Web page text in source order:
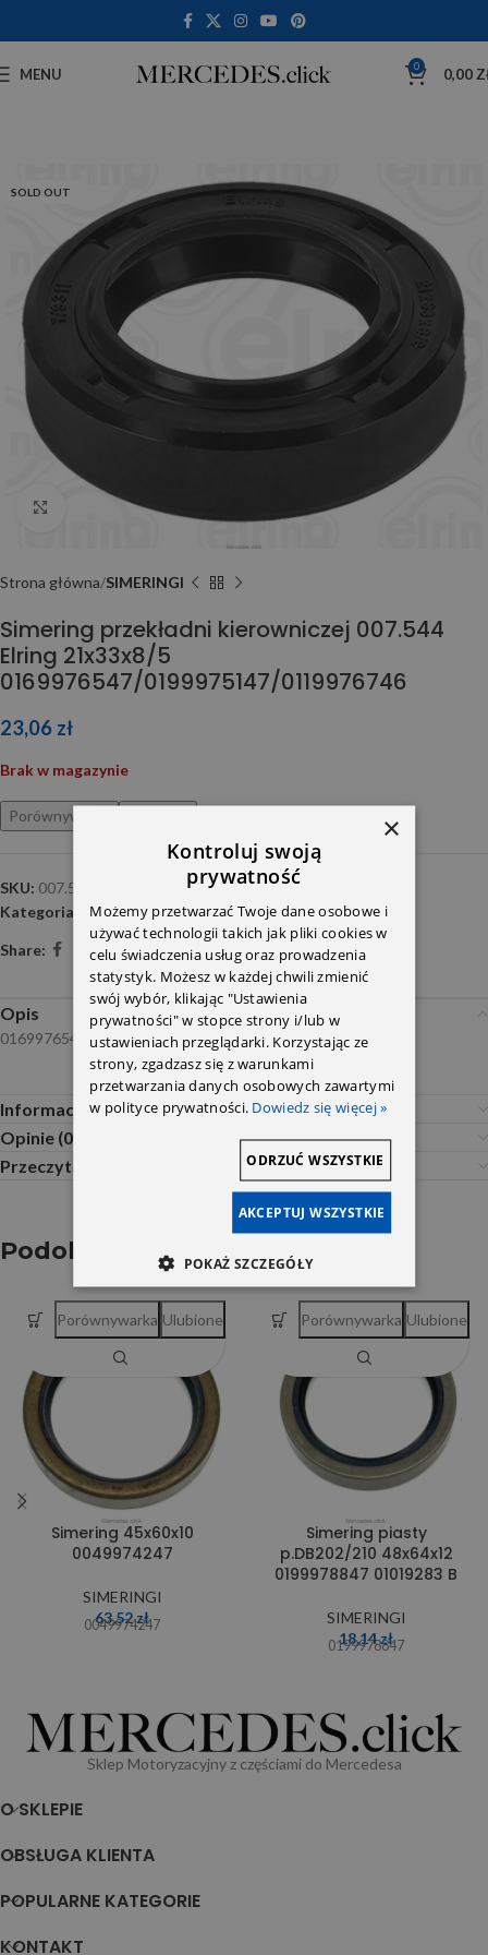
MENU 0 0,00
SOLD OUT
Click to enlarge
Strona główna SIMERINGI
Simering przekładni kierowniczej 007.544
Elring 21x33x8/5
0169976547/0199975147/0119976746
23,06 zł
Brak w magazynie
Porównywarka
SKU: 007.544
Kategoria:
SIMERINGI
Share:
Opis
0169976547/0199975147/0119976746
Informacje dodatkowe
Opinie (0)
Przeczytaj Przed Zakupem
Podobne produkty
Simering 45x60x10
0049974247
SIMERINGI
63,52zł
0049974247
Porównywarka Ulubione
Simering piasty
p.DB202/210 48x64x12
0199978847 01019283 B
SIMERINGI
18,14zł
0199978847
Porównywarka Ulubione
Sklep Motoryzacyjny z częściami do Mercedesa
O SKLEPIE
OBSŁUGA KLIENTA
POPULARNE KATEGORIE
KONTAKT
×
Kontroluj swoją
prywatność
Możemy przetwarzać Twoje dane osobowe i
używać technologii takich jak pliki cookies w
celu świadczenia usług oraz prowadzenia
statystyk. Możesz w każdej chwili zmienić
swój wybór, klikając "Ustawienia
prywatności" w stopce strony i/lub w
ustawieniach przeglądarki. Korzystając ze
strony, zgadzasz się z warunkami
przetwarzania danych osobowych zawartymi
w polityce prywatności. Dowiedz się więcej »
AKCEPTUJ WSZYSTKIE
ODRZUĆ WSZYSTKIE
POKAŻ SZCZEGÓŁY